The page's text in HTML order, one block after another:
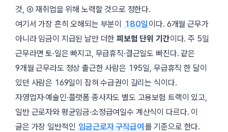
것, ④ 재취업을 위해 노력할 것으로 정한다.
여기서 가장 흔히 오해되는 부분이
180일 이다. 6개월 근무가
아니라 임금이 지급된 날만 더한피보험 단위 기간이다. 주 5일
근무라면 토·일은 빠지고, 무급휴직·결근일도 빠진다. 같은
9개월 근무라도 정상 출근한 사람은 195일, 무급휴직 한 달이
있던 사람은 169일이 잡혀 수급권이 갈리는 식이다.
자영업자·예술인·플랫폼 종사자도 별도 고용보험 트랙이 있고,
일반 근로자와 평균임금·소정급여일수 계산식이 다르다. 이
글은 가장 일반적인 임금근로자 구직급여 를 기준으로 한다.